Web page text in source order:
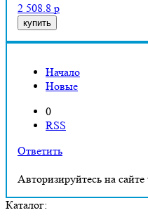
2 508.8 р
купить
Начало
Новые
0
RSS
Ответить
Авторизируйтесь на сайте
Каталог: